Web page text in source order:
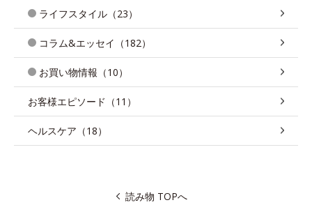
ライフスタイル（23）
コラム&エッセイ（182）
お買い物情報（10）
お客様エピソード（11）
ヘルスケア（18）
読み物 TOPへ